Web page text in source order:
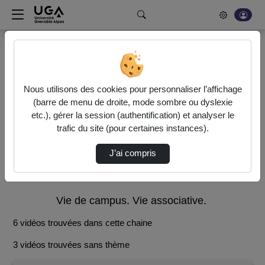
Rechercher un média sur POD
Vie étudiante Statistiques de vues
Vidéo Audio
Services aux étudiants (santé, culture). Vie
pratique. Sports.
Vie de campus. Vie associative.
6 vidéos trouvées dans cette chaine
3 vidéos trouvées sans thème
Nous utilisons des cookies pour personnaliser l’affichage
(barre de menu de droite, mode sombre ou dyslexie
etc.), gérer la session (authentification) et analyser le
trafic du site (pour certaines instances).
J’ai compris